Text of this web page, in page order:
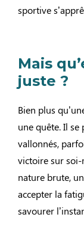
sportive
Mais
juste ?
Bien plus
une quête. Il
vallonnés,
victoire sur soi-
nature brute,
accepter la
savourer